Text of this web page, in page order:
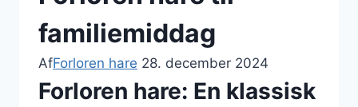
familiemiddag
AfForloren hare 28. december 2024
Forloren hare: En klassisk